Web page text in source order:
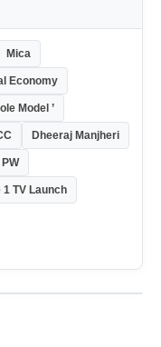
Mica
Economy
Model ’
Dheeraj Manjheri
PW
1 TV Launch